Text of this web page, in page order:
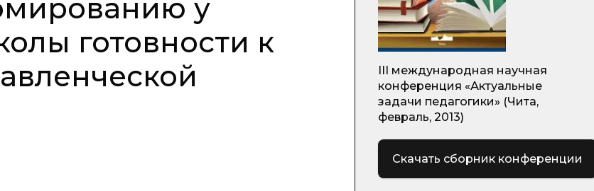
у
готовности к
III международная научная
конференция «Актуальные
задачи педагогики» (Чита,
февраль, 2013)
Скачать сборник конференции